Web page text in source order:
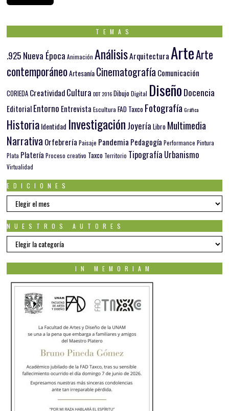
TEMAS
.925 Nueva Época Animación AnálisisArquitectura ArteArte
contemporáneoArtesaníaCinematografía Comunicación
CORIEDA CreatividadCultura DDT 2016 DibujoDigital DiseñoDocencia
EditorialEntorno Entrevista Escultura FAD Taxco Fotografía Gráfica
HistoriaIdentidad Investigación Joyería Libro Multimedia
Narrativa Orfebrería Paisaje Pandemia Pedagogía Performance Pintura
Plata Platería Proceso creativo Taxco Territorio Tipografía Urbanismo
Virtualidad
EDICIONES
EDICIONES
NUESTROS AUTORES
Nuestros
autores
IN MEMORIAM